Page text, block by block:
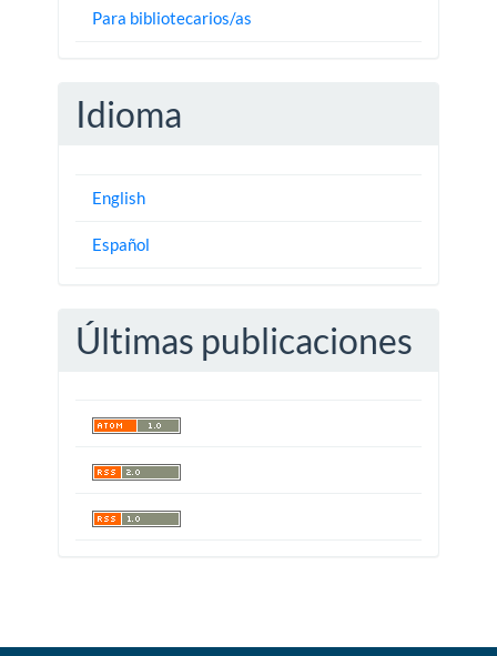
Para bibliotecarios/as
Idioma
English
Español
Últimas publicaciones